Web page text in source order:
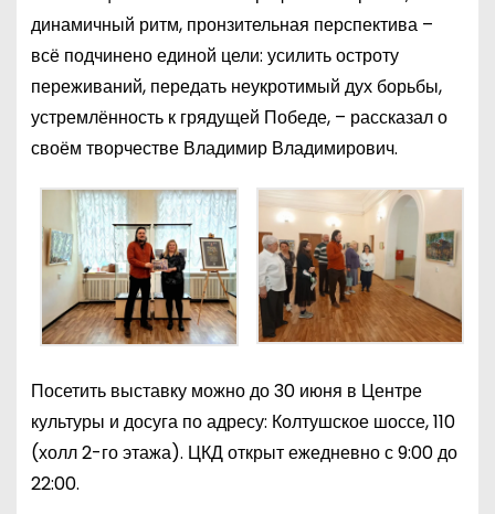
динамичный ритм, пронзительная перспектива –
всё подчинено единой цели: усилить остроту
переживаний, передать неукротимый дух борьбы,
устремлённость к грядущей Победе, – рассказал о
своём творчестве Владимир Владимирович.
Посетить выставку можно до 30 июня в Центре
культуры и досуга по адресу: Колтушское шоссе, 110
(холл 2-го этажа). ЦКД открыт ежедневно с 9:00 до
22:00.